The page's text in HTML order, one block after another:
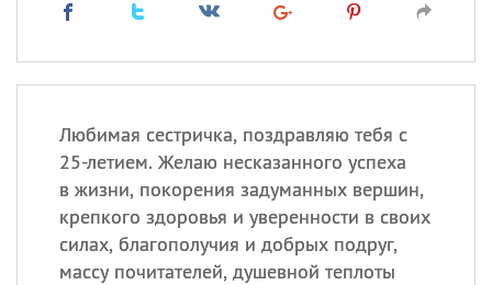
Любимая сестричка, поздравляю тебя с
25-летием. Желаю несказанного успеха
в жизни, покорения задуманных вершин,
крепкого здоровья и уверенности в своих
силах, благополучия и добрых подруг,
массу почитателей, душевной теплоты